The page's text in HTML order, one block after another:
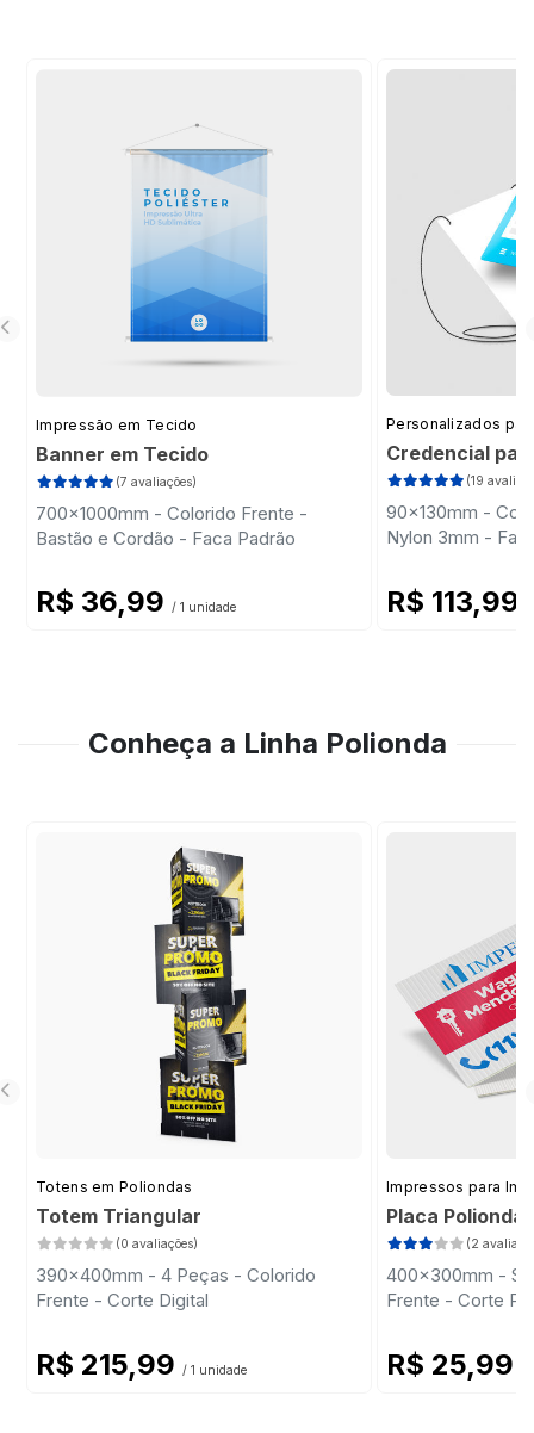
Impressão em Tecido
Banner em Tecido
(7 avaliações)
700x1000mm - Colorido Frente -
Bastão e Cordão - Faca Padrão
R$ 36,99 / 1 unidade
Personalizados
Credencial
(19
90x130mm -
Nylon 3mm -
R$ 113,99
Conheça a Linha Polionda
Totens em Poliondas
Totem Triangular
(0 avaliações)
390x400mm - 4 Peças - Colorido
Frente - Corte Digital
R$ 215,99 / 1 unidade
Impressos para
Placa Polionda
(2
400x300mm -
Frente - Corte
R$ 25,99